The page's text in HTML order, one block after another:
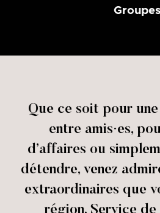
Groupes
Que ce soit pour
entre amis·es,
d’affaires ou
détendre, venez
extraordinaires que